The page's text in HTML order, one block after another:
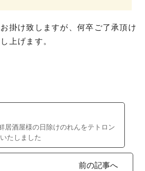
掛け致しますが、何卒ご了承頂け
上げます。
居酒屋様の日除けのれんをテトロン
たしました
前の記事へ